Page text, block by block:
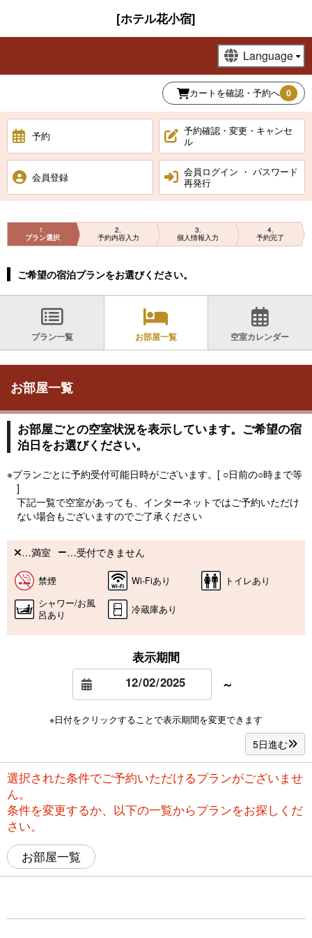
[ホテル花小宿]
カートを確認・予約へ 0
予約
予約確認・変更・キャンセ
ル
会員登録
会員ログイン ・ パスワード
再発行
1
プラン選択
2
予約内容入力
3
個人情報入力
4
予約完了
ご希望の宿泊プランをお選びください。
プラン一覧 お部屋一覧 空室カレンダー
お部屋一覧
お部屋ごとの空室状況を表示しています。ご希望の宿
泊日をお選びください。
※プランごとに予約受付可能日時がございます。[ ○日前の○時まで等
]
下記一覧で空室があっても、インターネットではご予約いただけ
ない場合もございますのでご了承ください
…満室 …受付できません
禁煙 Wi-Fiあり
トイレあり
シャワー/お風
呂あり
冷蔵庫あり
表示期間
～
※日付をクリックすることで表示期間を変更できます
5日進む
選択された条件でご予約いただけるプランがございませ
ん。
条件を変更するか、以下の一覧からプランをお探しくだ
さい。
お部屋一覧